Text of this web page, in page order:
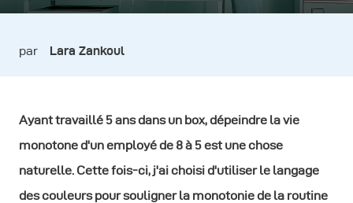
par Lara Zankoul
Ayant travaillé 5 ans dans un box, dépeindre la vie
monotone d'un employé de 8 à 5 est une chose
naturelle. Cette fois-ci, j'ai choisi d'utiliser le langage
des couleurs pour souligner la monotonie de la routine